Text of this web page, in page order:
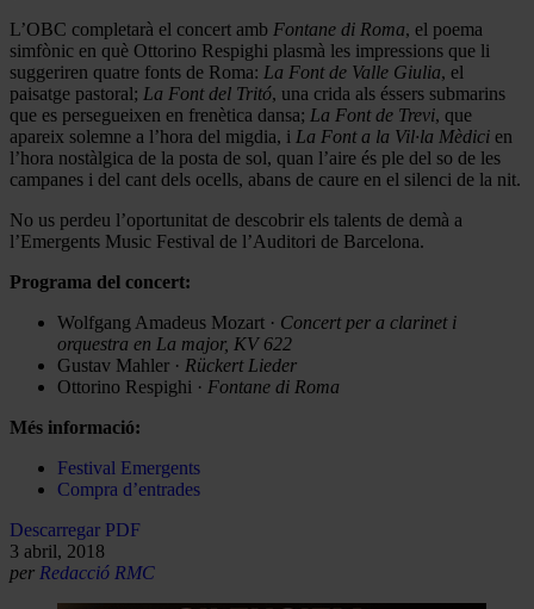
L’OBC completarà el concert amb Fontane di Roma, el poema
simfònic en què Ottorino Respighi plasmà les impressions que li
suggeriren quatre fonts de Roma: La Font de Valle Giulia, el
paisatge pastoral; La Font del Tritó, una crida als éssers submarins
que es persegueixen en frenètica dansa; La Font de Trevi, que
apareix solemne a l’hora del migdia, i La Font a la Vil·la Mèdici en
l’hora nostàlgica de la posta de sol, quan l’aire és ple del so de les
campanes i del cant dels ocells, abans de caure en el silenci de la nit.
No us perdeu l’oportunitat de descobrir els talents de demà a
l’Emergents Music Festival de l’Auditori de Barcelona.
Programa del concert:
Wolfgang Amadeus Mozart · Concert per a clarinet i
orquestra en La major, KV 622
Gustav Mahler · Rückert Lieder
Ottorino Respighi · Fontane di Roma
Més informació:
Festival Emergents
Compra d’entrades
Descarregar PDF
3 abril, 2018
per Redacció RMC